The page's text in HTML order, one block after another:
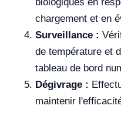
chargement et en
Surveillance :
de température et
tableau de bord
Dégivrage :
maintenir